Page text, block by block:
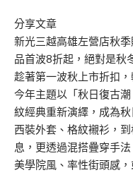
分享文章
新光三越高雄左營店秋
品首波8折起 ，絕對是秋
趁著第一波秋上市折扣
今年主題以「 秋日復古潮
紋經典重新演繹，成為
西裝外套、格紋襯衫，
息，更透過混搭疊穿手
美學院風、率性街頭感